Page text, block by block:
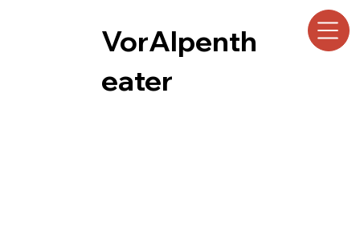
VorAlpenth
eater